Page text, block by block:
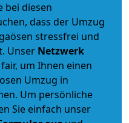
bei diesen
dass der Umzug
stressfrei und
Unser Netzwerk
, um Ihnen einen
Umzug in
Um persönliche
Sie einfach unser